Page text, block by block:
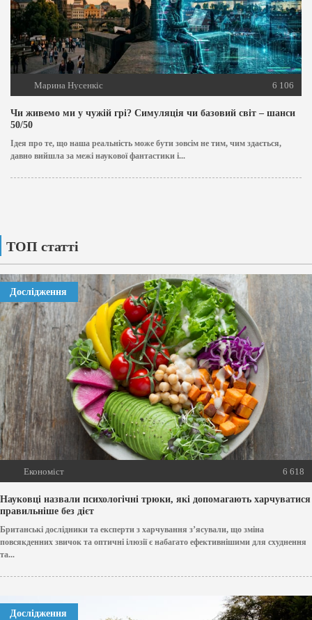
Марина Нусенкіс 6 106
Чи живемо ми у чужій грі? Симуляція чи базовий світ – шанси
50/50
Ідея про те, що наша реальність може бути зовсім не тим, чим здається,
давно вийшла за межі наукової фантастики і...
ТОП статті
Дослідження
Економіст 6 618
Науковці назвали психологічні трюки, які допомагають харчуватися
правильніше без дієт
Британські дослідники та експерти з харчування з’ясували, що зміна
повсякденних звичок та оптичні ілюзії є набагато ефективнішими для схуднення
та...
Дослідження